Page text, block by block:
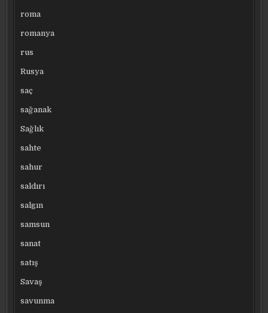
roma
romanya
rus
Rusya
saç
sağanak
Sağlık
sahte
sahur
saldırı
salgın
samsun
sanat
satış
Savaş
savunma